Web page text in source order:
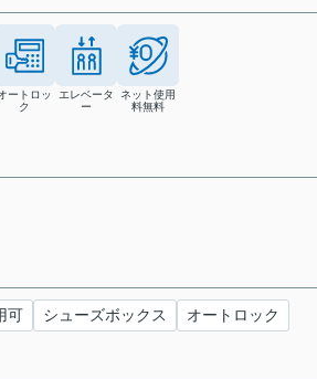
ートロッ
ク
エレベータ
ー
ネット使用
料無料
可 シューズボックス オートロック